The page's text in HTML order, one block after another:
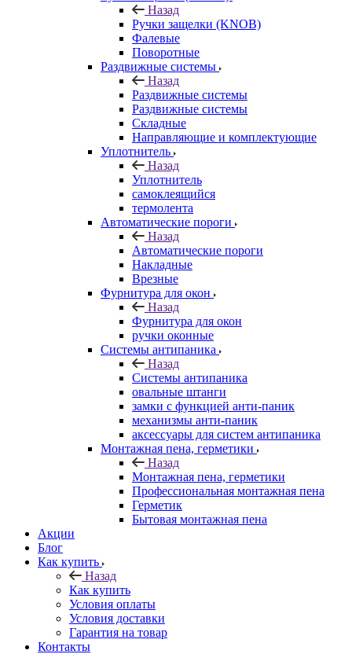
Назад
Ручки защелки (KNOB)
Фалевые
Поворотные
Раздвижные системы
Назад
Раздвижные системы
Раздвижные системы
Складные
Направляющие и комплектующие
Уплотнитель
Назад
Уплотнитель
самоклеящийся
термолента
Автоматические пороги
Назад
Автоматические пороги
Накладные
Врезные
Фурнитура для окон
Назад
Фурнитура для окон
ручки оконные
Системы антипаника
Назад
Системы антипаника
овальные штанги
замки с функцией анти-паник
механизмы анти-паник
аксессуары для систем антипаника
Монтажная пена, герметики
Назад
Монтажная пена, герметики
Профессиональная монтажная пена
Герметик
Бытовая монтажная пена
Акции
Блог
Как купить
Назад
Как купить
Условия оплаты
Условия доставки
Гарантия на товар
Контакты